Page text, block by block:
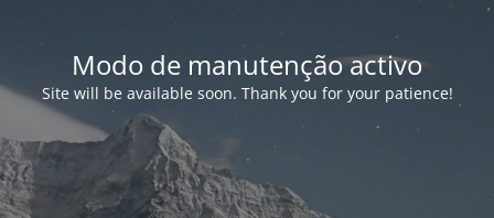
Modo de manutenção activo
Site will be available soon. Thank you for your patience!